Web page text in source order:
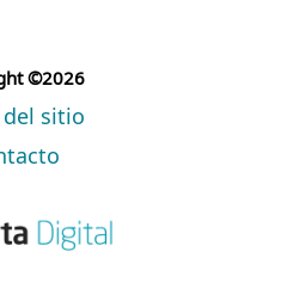
©2026
del sitio